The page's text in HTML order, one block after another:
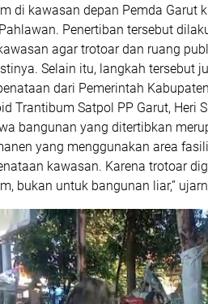
di kawasan depan Pemda Garut
Penertiban tersebut
agar trotoar dan ruang
Selain itu, langkah tersebut
dari Pemerintah
Trantibum Satpol PP Garut, Heri
bangunan yang ditertibkan
yang menggunakan area
kawasan. Karena trotoar
bukan untuk bangunan liar,”